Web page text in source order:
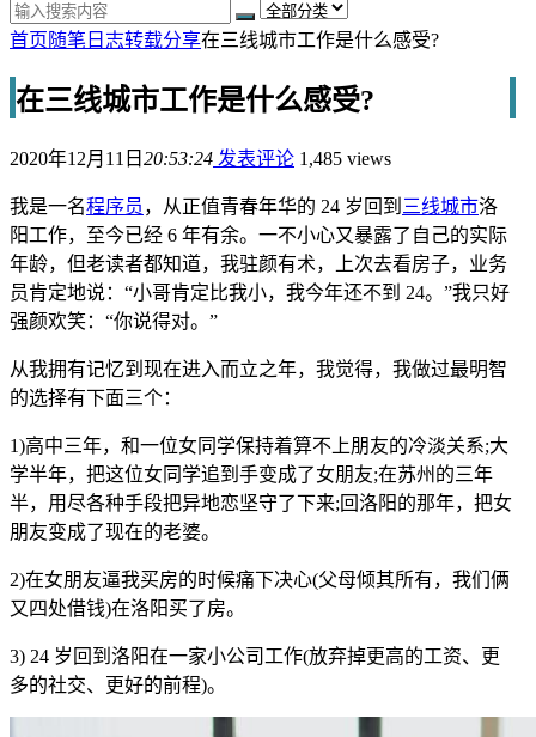
首页随笔日志转载分享在三线城市工作是什么感受?
在三线城市工作是什么感受?
2020年12月11日 20:53:24 发表评论 1,485 views
我是一名程序员 ，从正值青春年华的 24 岁回到 三线城市洛
阳工作，至今已经 6 年有余。一不小心又暴露了自己的实际
年龄，但老读者都知道，我驻颜有术，上次去看房子，业务
员肯定地说：“小哥肯定比我小，我今年还不到 24。”我只好
强颜欢笑：“你说得对。”
从我拥有记忆到现在进入而立之年，我觉得，我做过最明智
的选择有下面三个：
1)高中三年，和一位女同学保持着算不上朋友的冷淡关系;大
学半年，把这位女同学追到手变成了女朋友;在苏州的三年
半，用尽各种手段把异地恋坚守了下来;回洛阳的那年，把女
朋友变成了现在的老婆。
2)在女朋友逼我买房的时候痛下决心(父母倾其所有，我们俩
又四处借钱)在洛阳买了房。
3) 24 岁回到洛阳在一家小公司工作(放弃掉更高的工资、更
多的社交、更好的前程)。